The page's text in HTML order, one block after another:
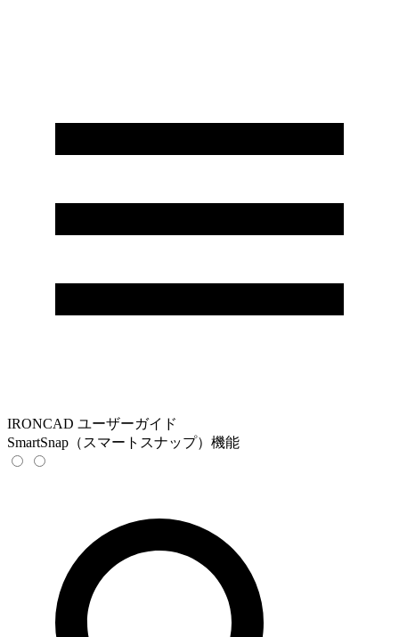
IRONCAD ユーザーガイド
SmartSnap（スマートスナップ）機能